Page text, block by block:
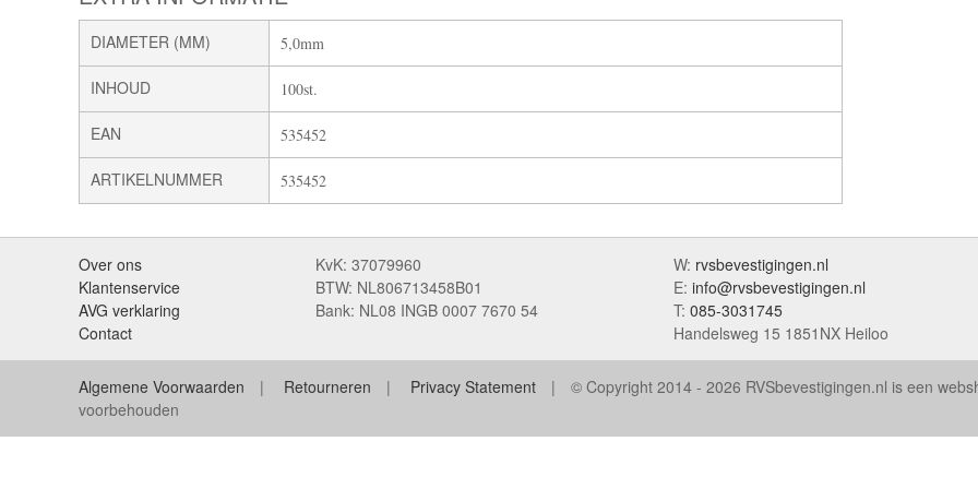
DIAMETER (MM) 5,0mm
INHOUD 100st.
EAN 535452
ARTIKELNUMMER 535452
Over ons
Klantenservice
AVG verklaring
Contact
KvK: 37079960
BTW: NL806713458B01
Bank: NL08 INGB 0007 7670 54
W: rvsbevestigingen.nl
E: info@rvsbevestigingen.nl
T: 085-3031745
Handelsweg 15 1851NX Heiloo
Algemene Voorwaarden Retourneren Privacy Statement © Copyright 2014 - 2026 RVSbevestigingen.nl is een
voorbehouden